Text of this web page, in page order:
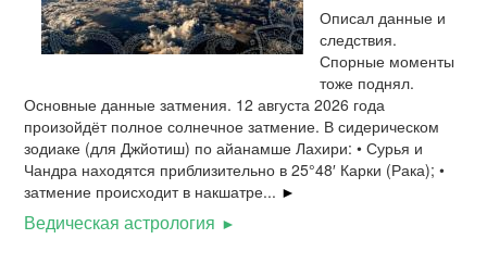
Описал данные и
следствия.
Спорные моменты
тоже поднял.
Основные данные затмения. 12 августа 2026 года
произойдёт полное солнечное затмение. В сидерическом
зодиаке (для Джйотиш) по айанамше Лахири: • Сурья и
Чандра находятся приблизительно в 25°48′ Карки (Рака); •
затмение происходит в накшатре... ►
Ведическая астрология